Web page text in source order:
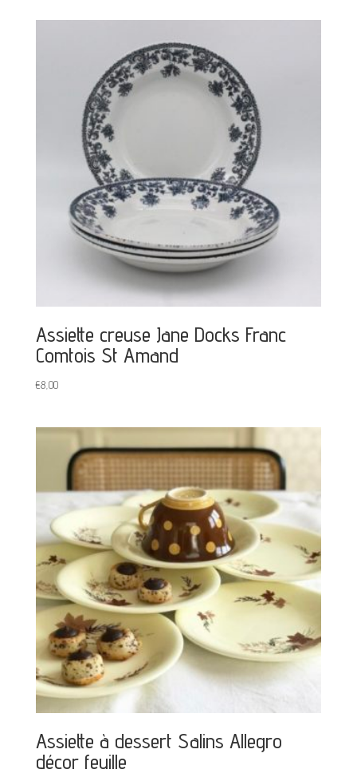
Assiette creuse Jane Docks Franc
Comtois St Amand
€8,00
Assiette à dessert Salins Allegro
décor feuille